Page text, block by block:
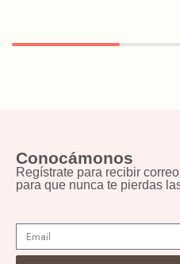
Conocámonos
Regístrate para recibir
para que nunca te pierdas